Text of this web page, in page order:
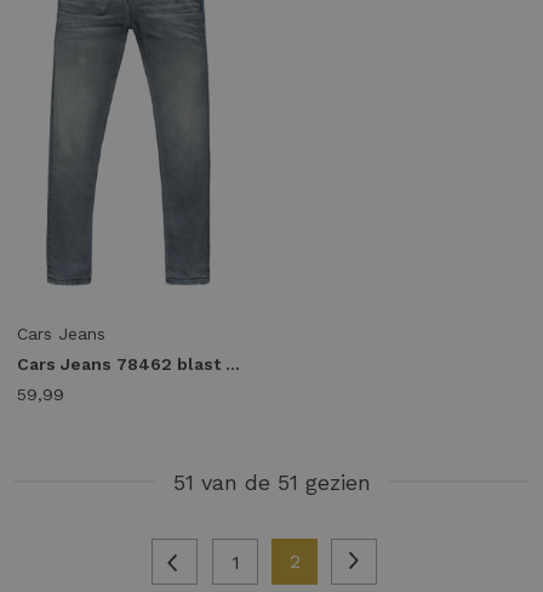
Cars Jeans
Cars Jeans 78462 blast london magnette Slim fit 71 grey blue
59,99
51 van de 51 gezien
1 2